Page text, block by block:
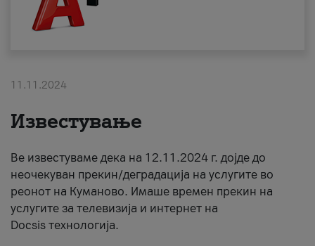
EN
Надополни кредит
Плати сметка
За нас
#ПодобарОнлајн
11.11.2024
Известување
Ве известуваме дека на 12.11.2024 г. дојде до
неочекуван прекин/деградација на услугите во
реонот на Куманово. Имаше времен прекин на
услугите за телевизија и интернет на
Docsis технологија.